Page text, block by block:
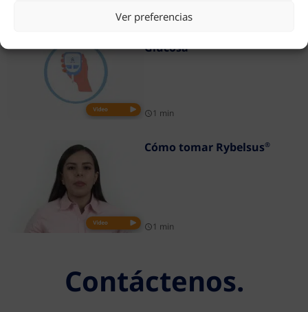
Ver preferencias
Glucosa
1 min
Cómo tomar Rybelsus®
1 min
Contáctenos.